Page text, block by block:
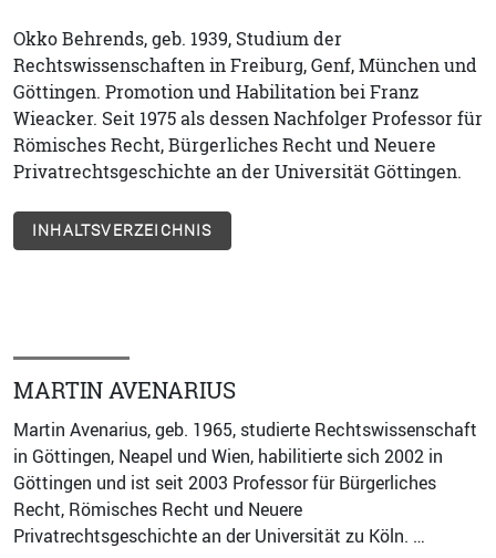
Okko Behrends, geb. 1939, Studium der
Rechtswissenschaften in Freiburg, Genf, München und
Göttingen. Promotion und Habilitation bei Franz
Wieacker. Seit 1975 als dessen Nachfolger Professor für
Römisches Recht, Bürgerliches Recht und Neuere
Privatrechtsgeschichte an der Universität Göttingen.
INHALTSVERZEICHNIS
MARTIN AVENARIUS
Martin Avenarius, geb. 1965, studierte Rechtswissenschaft
in Göttingen, Neapel und Wien, habilitierte sich 2002 in
Göttingen und ist seit 2003 Professor für Bürgerliches
Recht, Römisches Recht und Neuere
Privatrechtsgeschichte an der Universität zu Köln. …